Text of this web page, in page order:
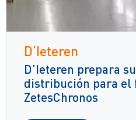
D’Ieteren
D’Ieteren prepara
distribución para el
ZetesChronos